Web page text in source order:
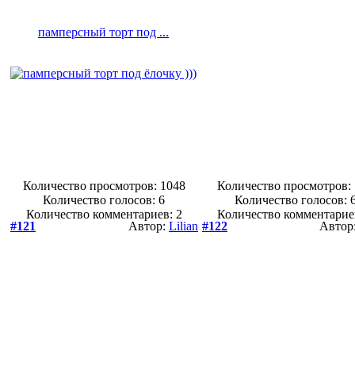
памперсный торт под ...
Количество просмотров: 1048
Количество голосов:6
Количество комментариев: 2
Количество просмотров:
Количество голосов:
Количество
#121
Автор: Lilian #122